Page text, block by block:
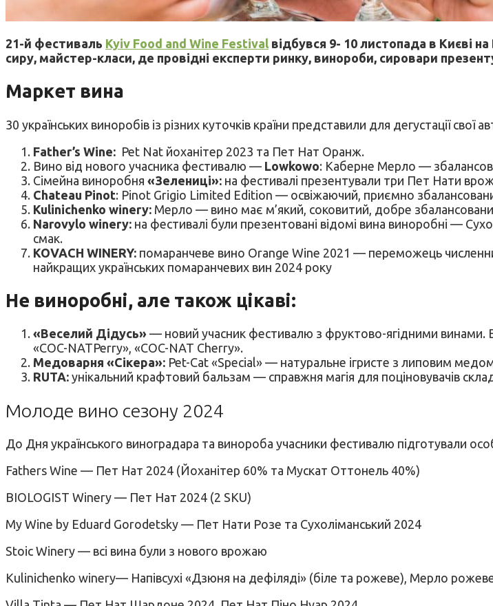
21-й фестиваль Kyiv Food and Wine Festival відбувся 9- 10 листопада в Києві
сиру, майстер-класи, де провідні експерти ринку, винороби, сировари
Маркет вина
30 українських виноробів із різних куточків країни представили для дегустації свої
Father’s Wine: Pet Nat йоханітер 2023 та Пет Нат Оранж.
Вино від нового учасника фестивалю — Lowkowo: Каберне Мерло —
Сімейна виноробня «Зелениці»: на фестивалі презентували три Пет Нати
Chateau Pinot: Pinot Grigio Limited Edition — освіжаючий, приємно
Kulinichenko winery: Мерло — вино має м’який, соковитий, добре
Narovylo winery: на фестивалі були презентовані відомі вина виноробні —
смак.
KOVACH WINERY: помаранчеве вино Orange Wine 2021 — переможець
найкращих українських помаранчевих вин 2024 року
Не виноробні, але також цікаві:
«Веселий Дідусь» — новий учасник фестивалю з фруктово-ягідними винами.
«COC-NATPerry», «COC-NAT Cherry».
Медоварня «Сікера»: Pet-Cat «Special» — натуральне ігристе з липовим
RUTA: унікальний крафтовий бальзам — справжня магія для поціновувачів
Молоде вино сезону 2024
До Дня українського виноградара та винороба учасники фестивалю підготували
Fathers Wine — Пет Нат 2024 (Йоханітер 60% та Мускат Оттонель 40%)
BIOLOGIST Winery — Пет Нат 2024 (2 SKU)
My Wine by Eduard Gorodetsky — Пет Нати Розе та Сухоліманський 2024
Stoic Winery — всі вина були з нового врожаю
Kulinichenko winery— Напівсухі «Дзюня на дефіляді» (біле та рожеве), Мерло